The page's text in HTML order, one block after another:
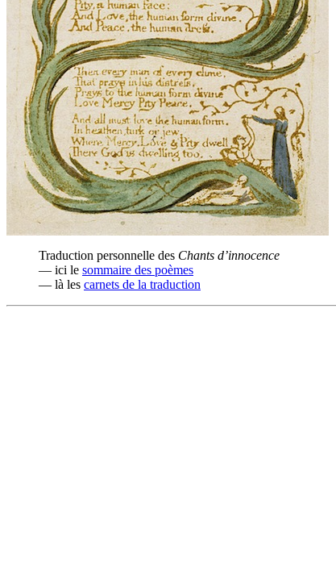
Traduction personnelle des Chants d’innocence
— ici le sommaire des poèmes
— là les carnets de la traduction